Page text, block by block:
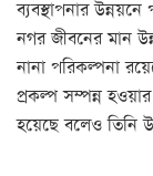
ব্যবস্থাপনার
নগর জীবনের মান
নানা পরিকল্পনা
প্রকল্প সম্পন্ন
হয়েছে বলেও তিনি